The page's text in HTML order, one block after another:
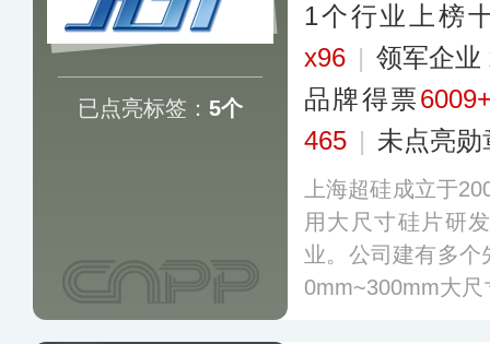
已点亮标签： 5个
1个行业上榜
x96 | 领军企业
品牌得票
465 | 未点亮勋
上海超硅成立于
用大尺寸硅片研
业。公司建有多个
0mm~300mm大